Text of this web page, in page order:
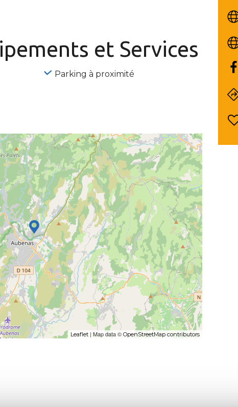
et Services
Parking à proximité
Leaflet| Map data © OpenStreetMap contributors